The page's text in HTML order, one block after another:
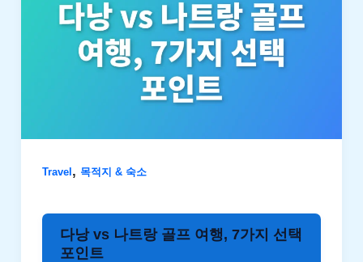
Travel , 목적지 & 숙소
다낭 vs 나트랑 골프 여행, 7가지 선택
포인트